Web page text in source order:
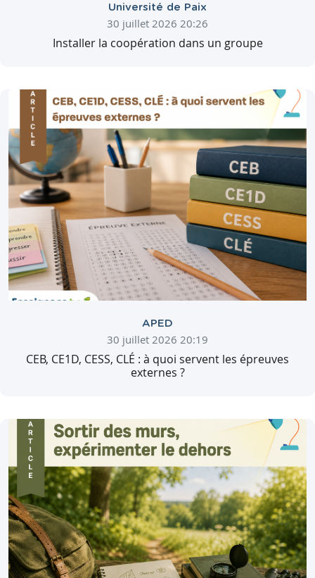
Université de Paix
30 juillet 2026 20:26
Installer la coopération dans un groupe
APED
30 juillet 2026 20:19
CEB, CE1D, CESS, CLÉ : à quoi servent les épreuves
externes ?